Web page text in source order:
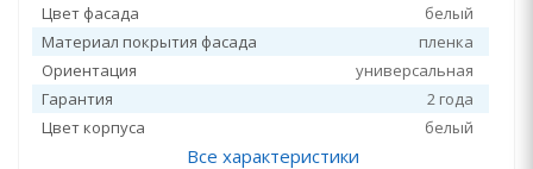
Цвет фасада
белый
Материал покрытия фасада
пленка
Ориентация
универсальная
Гарантия
2 года
Цвет корпуса
белый
Все характеристики